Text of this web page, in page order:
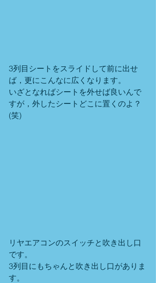
3列目シートをスライドして前に出せ
ば，更にこんなに広くなります。
いざとなればシートを外せば良いんで
すが，外したシートどこに置くのよ？
(笑)
リヤエアコンのスイッチと吹き出し口
です。
3列目にもちゃんと吹き出し口がありま
す。